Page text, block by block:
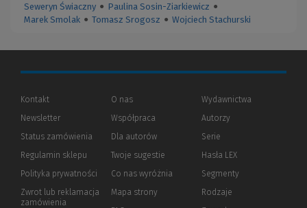
Seweryn Świaczny ● Paulina Sosin-Ziarkiewicz ●
Marek Smolak ● Tomasz Srogosz ● Wojciech Stachurski
Kontakt
Newsletter
Status zamówienia
Regulamin sklepu
Polityka prywatności (Nowe
(Link
innej
Zwrot lub reklamacja
zamówienia
O nas
Współpraca
Dla autorów(Nowe
(Link
innej
strony)
Twoje sugestie
Co nas wyróżnia
Mapa strony
Wydawnictwa
Autorzy
Serie
Hasła LEX
Segmenty
Rodzaje